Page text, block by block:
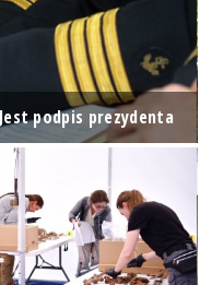
podpis prezydenta